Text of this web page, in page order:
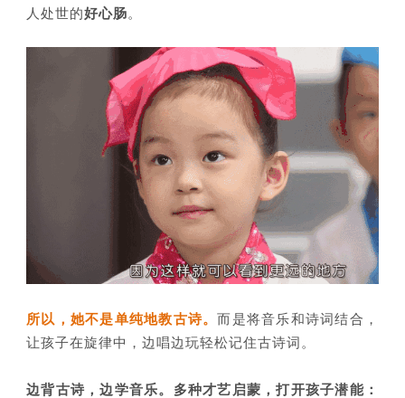
人处世的好心肠。
所以，她不是单纯地教古诗。而是将音乐和诗词结合，
让孩子在旋律中，边唱边玩轻松记住古诗词。
边背古诗，边学音乐。多种才艺启蒙，打开孩子潜能：